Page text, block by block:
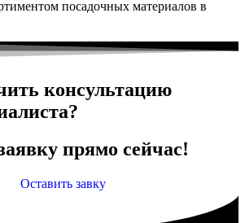
посадочных материалов в
консультацию
прямо сейчас!
Оставить завку